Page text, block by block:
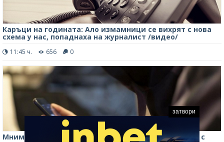
Каръци на годината: Ало измамници се вихрят с нова
схема у нас, попаднаха на журналист /видео/
11:45 ч. 656 0
Мним лекар измами възрастна жена от Ботевград с
затвори